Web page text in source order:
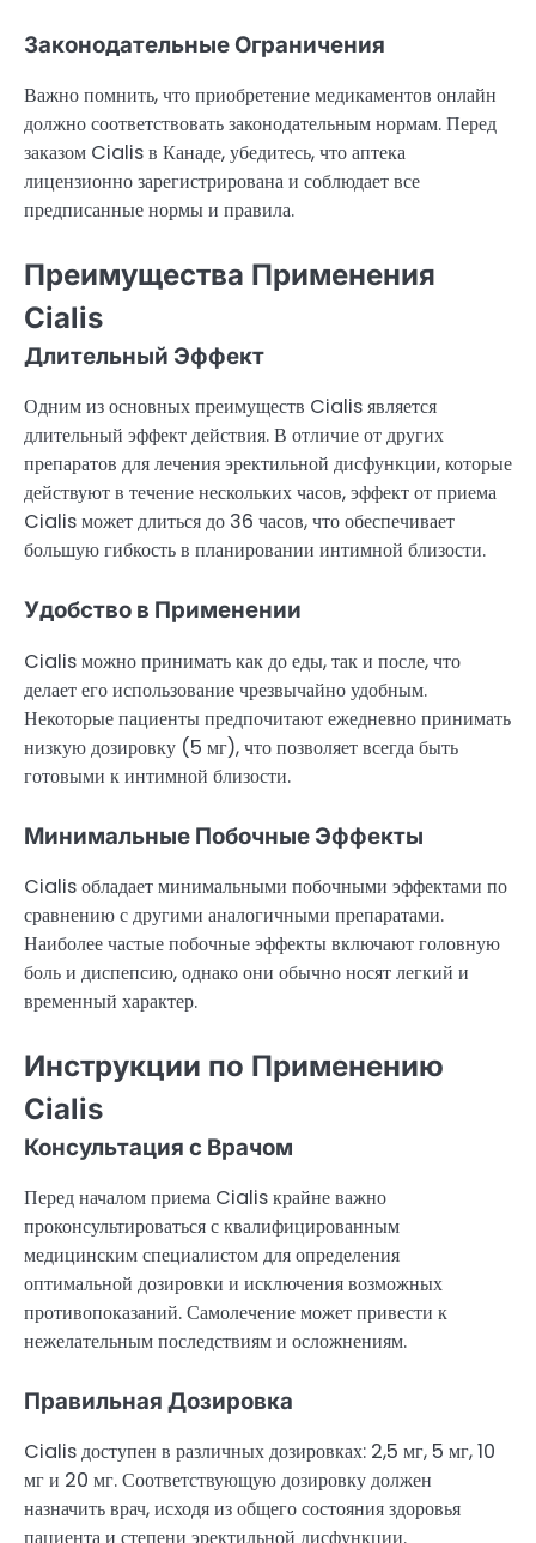
Законодательные Ограничения
Важно помнить, что приобретение медикаментов онлайн
должно соответствовать законодательным нормам. Перед
заказом Cialis в Канаде, убедитесь, что аптека
лицензионно зарегистрирована и соблюдает все
предписанные нормы и правила.
Преимущества Применения
Cialis
Длительный Эффект
Одним из основных преимуществ Cialis является
длительный эффект действия. В отличие от других
препаратов для лечения эректильной дисфункции, которые
действуют в течение нескольких часов, эффект от приема
Cialis может длиться до 36 часов, что обеспечивает
большую гибкость в планировании интимной близости.
Удобство в Применении
Cialis можно принимать как до еды, так и после, что
делает его использование чрезвычайно удобным.
Некоторые пациенты предпочитают ежедневно принимать
низкую дозировку (5 мг), что позволяет всегда быть
готовыми к интимной близости.
Минимальные Побочные Эффекты
Cialis обладает минимальными побочными эффектами по
сравнению с другими аналогичными препаратами.
Наиболее частые побочные эффекты включают головную
боль и диспепсию, однако они обычно носят легкий и
временный характер.
Инструкции по Применению
Cialis
Консультация с Врачом
Перед началом приема Cialis крайне важно
проконсультироваться с квалифицированным
медицинским специалистом для определения
оптимальной дозировки и исключения возможных
противопоказаний. Самолечение может привести к
нежелательным последствиям и осложнениям.
Правильная Дозировка
Cialis доступен в различных дозировках: 2,5 мг, 5 мг, 10
мг и 20 мг. Соответствующую дозировку должен
назначить врач, исходя из общего состояния здоровья